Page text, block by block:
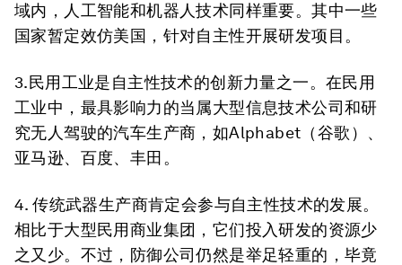
域内，人工智能和机器人技术同样重要。其中一些
国家暂定效仿美国，针对自主性开展研发项目。
3.民用工业是自主性技术的创新力量之一。在民用
工业中，最具影响力的当属大型信息技术公司和研
究无人驾驶的汽车生产商，如Alphabet（谷歌）、
亚马逊、百度、丰田。
4. 传统武器生产商肯定会参与自主性技术的发展。
相比于大型民用商业集团，它们投入研发的资源少
之又少。不过，防御公司仍然是举足轻重的，毕竟